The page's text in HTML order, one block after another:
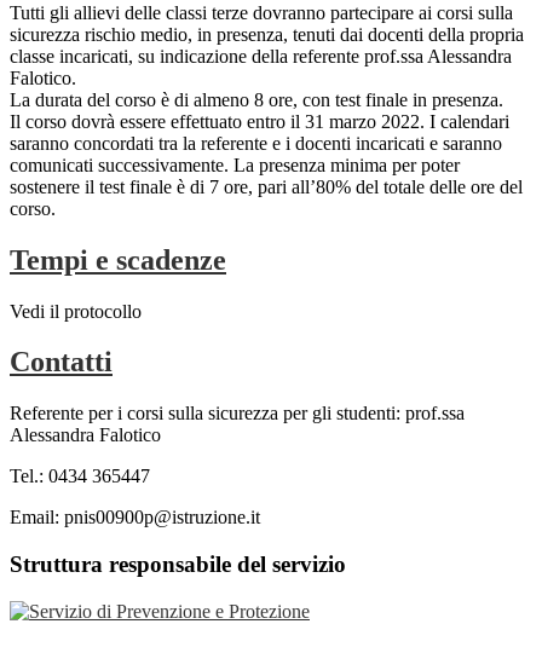
Tutti gli allievi delle classi terze dovranno partecipare ai corsi sulla
sicurezza rischio medio, in presenza, tenuti dai docenti della propria
classe incaricati, su indicazione della referente prof.ssa Alessandra
Falotico.
La durata del corso è di almeno 8 ore, con test finale in presenza.
Il corso dovrà essere effettuato entro il 31 marzo 2022. I calendari
saranno concordati tra la referente e i docenti incaricati e saranno
comunicati successivamente. La presenza minima per poter
sostenere il test finale è di 7 ore, pari all’80% del totale delle ore del
corso.
Tempi e scadenze
Vedi il protocollo
Contatti
Referente per i corsi sulla sicurezza per gli studenti: prof.ssa
Alessandra Falotico
Tel.: 0434 365447
Email: pnis00900p@istruzione.it
Struttura responsabile del servizio